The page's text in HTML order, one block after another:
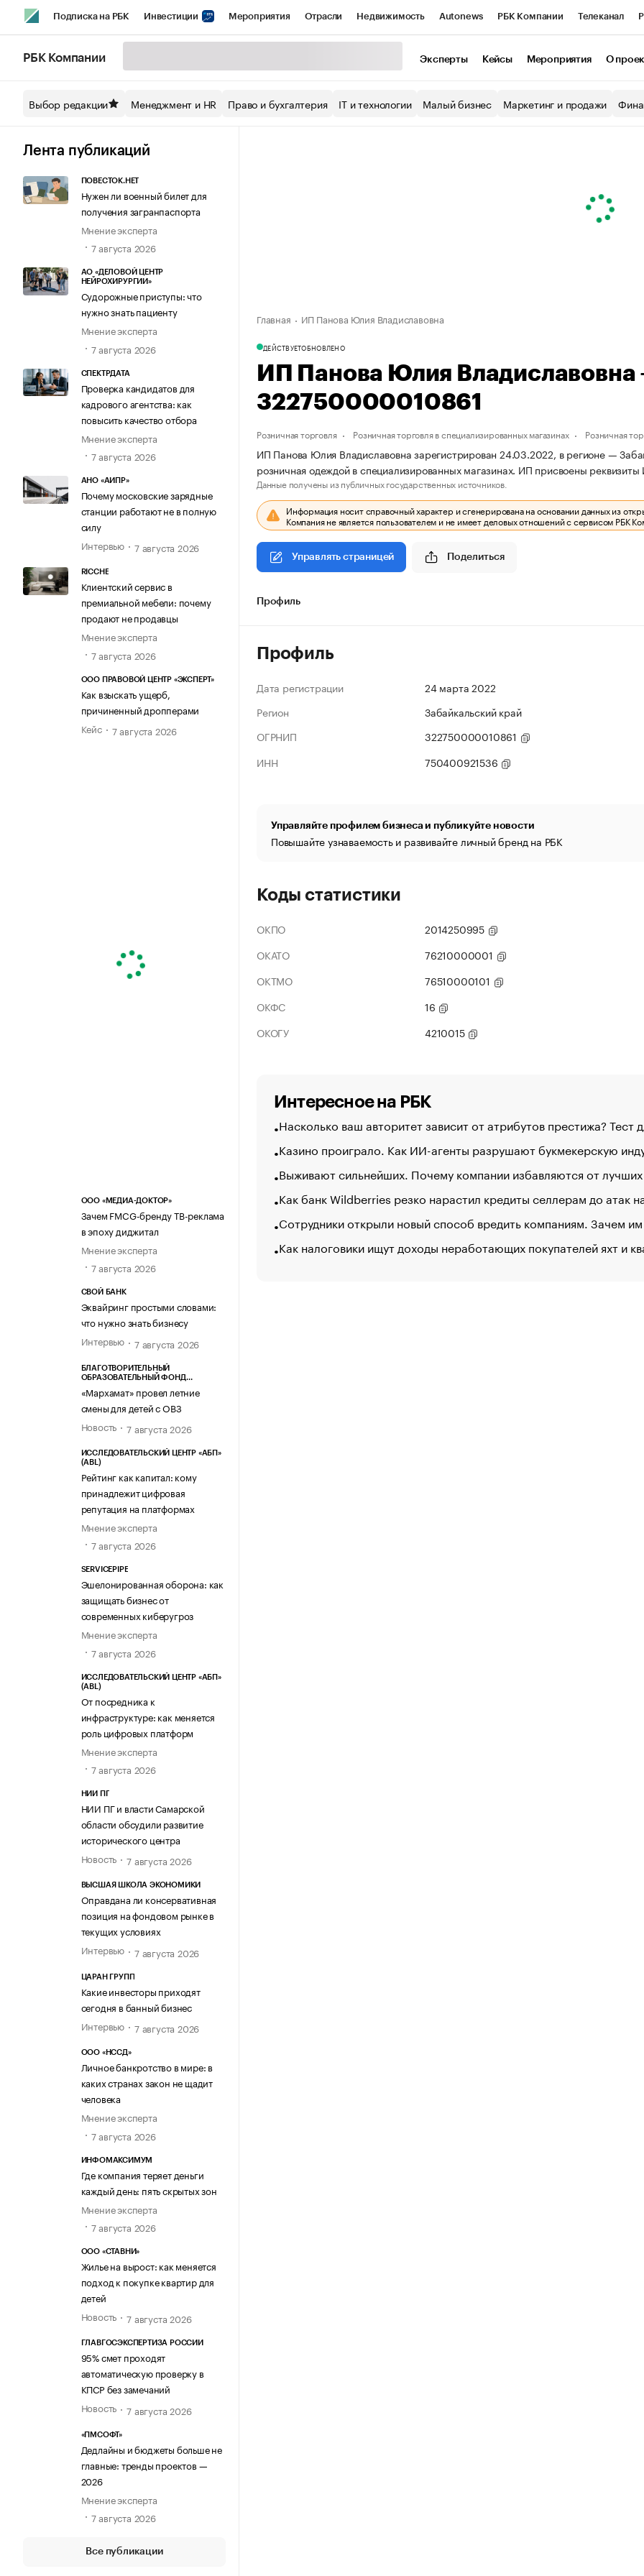
Подписка на РБК Инвестиции Мероприятия Отрасли Недвижимость Autonews РБК Компании Телеканал
Спецпроекты СПб Конференции СПб Спецпроекты Экономика Бизнес
Технологии и медиа
РБК Компании Эксперты Кейсы Мероприятия О
Выбор редакции Менеджмент и HR Право и бухгалтерия IT и технологии Малый бизнес Маркетинг и продажи
Лента публикаций
ПОВЕСТОК.НЕТ
Нужен ли военный билет для
получения загранпаспорта
Мнение эксперта
7 августа 2026
АО «ДЕЛОВОЙ ЦЕНТР
НЕЙРОХИРУРГИИ»
Судорожные приступы: что
нужно знать пациенту
Мнение эксперта
7 августа 2026
СПЕКТРДАТА
Проверка кандидатов для
кадрового агентства: как
повысить качество отбора
Мнение эксперта
7 августа 2026
АНО «АИПР»
Почему московские зарядные
станции работают не в полную
силу
Интервью
7 августа 2026
RICCHE
Клиентский сервис в
премиальной мебели: почему
продают не продавцы
Мнение эксперта
7 августа 2026
ООО ПРАВОВОЙ ЦЕНТР «ЭКСПЕРТ»
Как взыскать ущерб,
причиненный дропперами
Кейс
7 августа 2026
ООО «МЕДИА-ДОКТОР»
Зачем FMCG-бренду ТВ-реклама
в эпоху диджитал
Мнение эксперта
7 августа 2026
СВОЙ БАНК
Эквайринг простыми словами:
что нужно знать бизнесу
Интервью
7 августа 2026
БЛАГОТВОРИТЕЛЬНЫЙ
ОБРАЗОВАТЕЛЬНЫЙ ФОНД
«Мархамат» провел летние
смены для детей с ОВЗ
Новость
7 августа 2026
ИССЛЕДОВАТЕЛЬСКИЙ ЦЕНТР «АБП»
(ABL)
Рейтинг как капитал: кому
принадлежит цифровая
репутация на платформах
Мнение эксперта
7 августа 2026
SERVICEPIPE
Эшелонированная оборона: как
защищать бизнес от
современных киберугроз
Мнение эксперта
7 августа 2026
ИССЛЕДОВАТЕЛЬСКИЙ ЦЕНТР «АБП»
(ABL)
От посредника к
инфраструктуре: как меняется
роль цифровых платформ
Мнение эксперта
7 августа 2026
НИИ ПГ
НИИ ПГ и власти Самарской
области обсудили развитие
исторического центра
Новость
7 августа 2026
ВЫСШАЯ ШКОЛА ЭКОНОМИКИ
Оправдана ли консервативная
позиция на фондовом рынке в
текущих условиях
Интервью
7 августа 2026
ЦАРАН ГРУПП
Какие инвесторы приходят
сегодня в банный бизнес
Интервью
7 августа 2026
ООО «НССД»
Личное банкротство в мире: в
каких странах закон не щадит
человека
Мнение эксперта
7 августа 2026
ИНФОМАКСИМУМ
Где компания теряет деньги
каждый день: пять скрытых зон
Мнение эксперта
7 августа 2026
ООО «СТАВНИ»
Жилье на вырост: как меняется
подход к покупке квартир для
детей
Новость
7 августа 2026
ГЛАВГОСЭКСПЕРТИЗА РОССИИ
95% смет проходят
автоматическую проверку в
КПСР без замечаний
Новость
7 августа 2026
«ПМСОФТ»
Дедлайны и бюджеты больше не
главные: тренды проектов —
2026
Мнение эксперта
7 августа 2026
Все публикации
Главная ИП Панова Юлия Владиславовна
ДЕЙСТВУЕТОБНОВЛЕНО
ИП Панова Юлия
322750000010861
Розничная торговля Розничная торговля в специализированных магазинах Розничная
ИП Панова Юлия Владиславовна зарегистрирован 24.03.2022, в регионе —
розничная одеждой в специализированных магазинах. ИП присвоены
Данные получены из публичных государственных источников.
Информация носит справочный характер и сгенерирована на основании данных из
Компания не является пользователем и не имеет деловых отношений с сервисом РБК
Управлять страницей Поделиться
Профиль
Профиль
Дата регистрации
24 марта 2022
Регион
Забайкальский край
ОГРНИП
322750000010861
ИНН
750400921536
Управляйте профилем бизнеса и публикуйте новости
Повышайте узнаваемость и развивайте личный бренд на РБК
Коды статистики
ОКПО
2014250995
ОКАТО
76210000001
ОКТМО
76510000101
ОКФС
16
ОКОГУ
4210015
Интересное на РБК
Насколько ваш авторитет зависит от атрибутов престижа? Тест
Казино проиграло. Как ИИ-агенты разрушают букмекерскую
Выживают сильнейших. Почему компании избавляются от лучших
Как банк Wildberries резко нарастил кредиты селлерам до атак
Сотрудники открыли новый способ вредить компаниям. Зачем
Как налоговики ищут доходы неработающих покупателей яхт и